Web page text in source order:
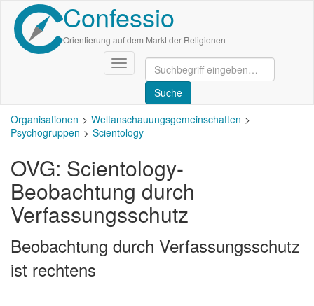
Direkt
zum
Inhalt
Confessio
Orientierung auf dem Markt der Religionen
Navigation
aktivieren/deaktivieren
Organisationen
Weltanschauungsgemeinschaften
Psychogruppen
Scientology
OVG: Scientology-
Beobachtung durch
Verfassungsschutz
Beobachtung durch Verfassungsschutz
ist rechtens